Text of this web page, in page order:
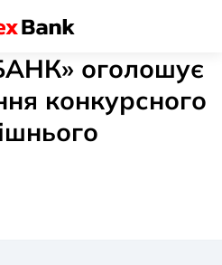
оголошує
конкурсного